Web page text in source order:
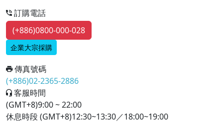
訂購電話
(+886)0800-000-028
企業大宗採購
傳真號碼
(+886)02-2365-2886
客服時間
(GMT+8)9:00 ~ 22:00
休息時段 (GMT+8)12:30~13:30／18:00~19:00